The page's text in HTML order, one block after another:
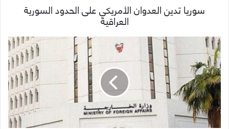
سوريا تدين العدوان الأمريكي على الحدود السورية
العراقية